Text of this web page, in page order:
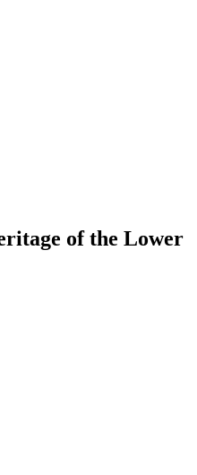
of the Lower